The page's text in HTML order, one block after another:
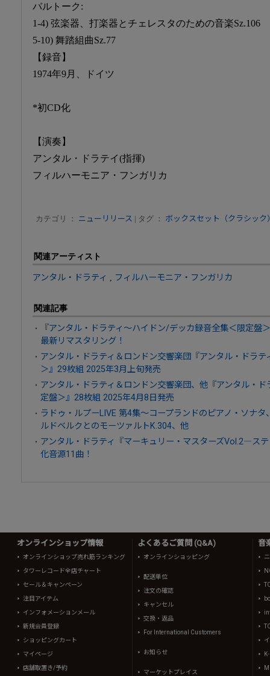
バルトーク:
1-4) 弦楽器、打楽器とチェレスタのための音楽Sz.106
5-10) 舞踏組曲Sz.77
【録音】
1974年9月、ドイツ
*初CD化
【演奏】
アンタル・ドラテイ(指揮)
フィルハーモニア・フンガリカ
カテゴリ ： ニューリリース | タグ ： ボックスセット（クラシック
関連アーティスト
アンタル・ドラティ フィルハーモニア・フンガリカ
関連記事
『アンタル・ドラティ～ハイドン/デッカ録音全集＜限定盤
最新リマスタリング！
アンタル・ドラティ＆ロンドン交響楽団『アンタル・ドラ
＞』29枚組 2025年3月上旬発売
アンタル・ドラティ＆ロンドン交響楽団、他『アンタル・
定盤＞』28枚組 2025年4月8日発売
ラドゥ・ルプーLIVE 第4集～コープランドのピアノ・ソナ
ルドベルクとのモーツァルトK.304、他
アンタル・ドラティ『マーキュリー・マスターズVol.2―ス
化音源11曲！
オンラインショップ情報
オンラインショップ売れ筋ランキング
タワーレコード全店チャート
セール＆キャンペーン
注目アイテム
インフォメーションメール
新規会員登録
ショッピングカート
マイページ
店舗取置き/予約
よくあるご質問 (Q&A)
オンラインショッピング
配送単位
注文の確認
キャンセル
交換・返品
For International Customers
お知らせ
マーケットプレイス
音